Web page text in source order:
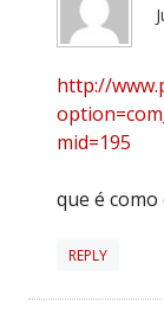
http://
mid=195
que é como
REPLY